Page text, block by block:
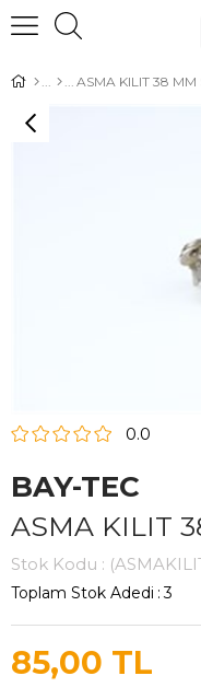
ASMA KILIT 38 MM
0.0
BAY-TEC
ASMA KILIT
Stok Kodu
Toplam Stok Adedi : 3
85,00 TL